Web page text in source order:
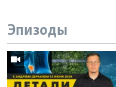
Эпизоды